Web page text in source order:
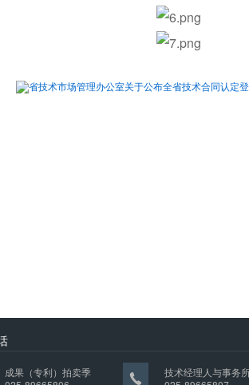
省技术市场管理办公室关于公布全省技术合同认定
成果（专利）拍卖季
技术经理人与事务